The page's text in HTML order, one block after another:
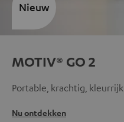
MOTIV® GO 2
Portable, krachtig, kleurrijk
Nu ontdekken
Nieuw